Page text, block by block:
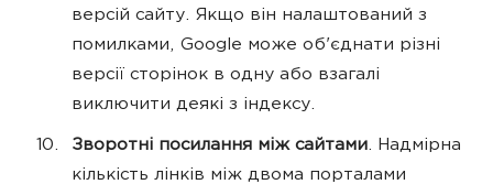
версій сайту. Якщо він налаштований з
помилками, Google може об'єднати різні
версії сторінок в одну або взагалі
виключити деякі з індексу.
Зворотні посилання між сайтами. Надмірна
кількість лінків між двома порталами